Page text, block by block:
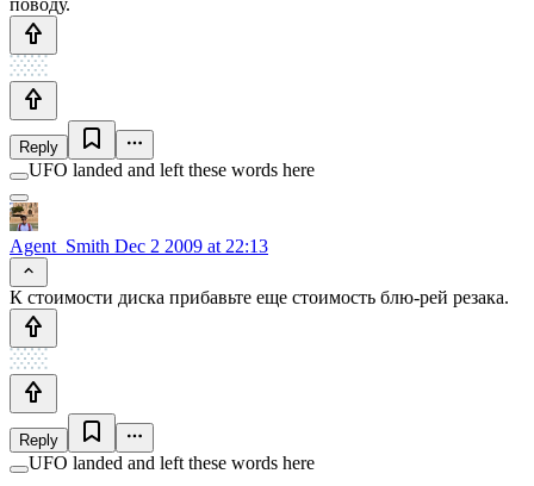
Reply
UFO landed and left these words here
Agent_Smith Dec 2 2009 at 22:13
К стоимости диска прибавьте еще стоимость блю-рей резака.
Reply
UFO landed and left these words here